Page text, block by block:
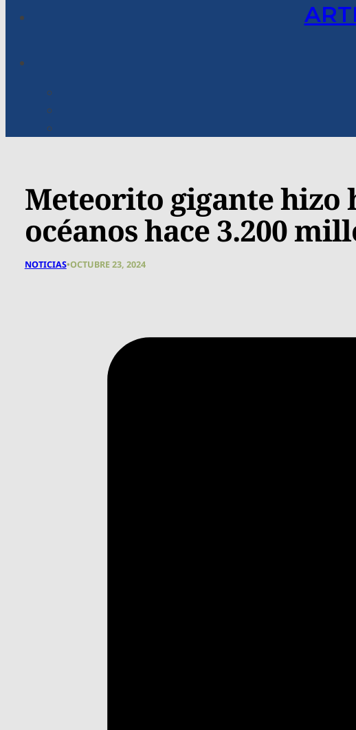
Meteorito gigante hizo
océanos hace 3.200
NOTICIAS•OCTUBRE 23, 2024